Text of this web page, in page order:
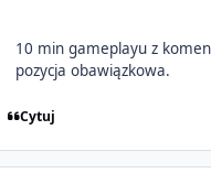
10 min gameplayu z
pozycja obawiązkowa.
Cytuj